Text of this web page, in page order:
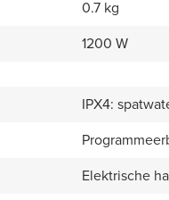
0.7 kg
1200 W
IPX4:
Elektrische